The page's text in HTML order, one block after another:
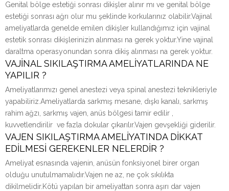
Genital bölge estetiği sonrası dikişler alınır mı ve genital bölge
estetiği sonrası ağrı olur mu şeklinde korkularınız olabilir.Vajinal
ameliyatlarda genelde emilen dikişler kullandığımız için vajinal
estetik sonrası dikişlerinizin alınması na gerek yoktur.Yine vajinal
daraltma operasyonundan sonra dikiş alınması na gerek yoktur.
VAJİNAL SIKILAŞTIRMA AMELİYATLARINDA NE
YAPILIR ?
Ameliyatlarımızı genel anestezi veya spinal anestezi teknikleriyle
yapabiliriz.Ameliyatlarda sarkmış mesane, dışkı kanalı, sarkmış
rahim ağzı, sarkmış vajen, anüs bölgesi tamir edilir ,
kuvvetlendirilir ve fazla dokular çıkarılır.Vajen gevşekliği giderilir.
VAJEN SIKILAŞTIRMA AMELİYATINDA DİKKAT
EDİLMESİ GEREKENLER NELERDİR ?
Ameliyat esnasında vajenin, anüsün fonksiyonel birer organ
olduğu unutulmamalıdır.Vajen ne az, ne çok sıkılıkta
dikilmelidir.Kötü yapılan bir ameliyattan sonra aşırı dar vajen